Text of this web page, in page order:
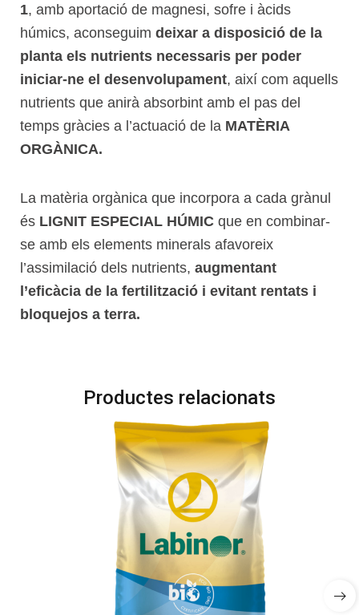
1, amb aportació de magnesi, sofre i àcids
húmics, aconseguim deixar a disposició de la
planta els nutrients necessaris per poder
iniciar-ne el desenvolupament, així com aquells
nutrients que anirà absorbint amb el pas del
temps gràcies a l’actuació de la MATÈRIA
ORGÀNICA.
La matèria orgànica que incorpora a cada grànul
és LIGNIT ESPECIAL HÚMIC que en combinar-
se amb els elements minerals afavoreix
l’assimilació dels nutrients, augmentant
l’eficàcia de la fertilització i evitant rentats i
bloquejos a terra.
Productes relacionats